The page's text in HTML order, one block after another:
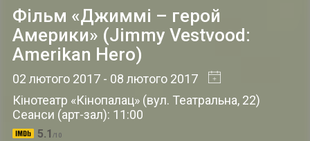
Фільм «Джиммі – герой
Америки» (Jimmy Vestvood:
Amerikan Hero)
02 лютого 2017- 08 лютого 2017
Кінотеатр «Кінопалац» (вул. Театральна, 22)
Сеанси (арт-зал): 11:00
5.1 /10